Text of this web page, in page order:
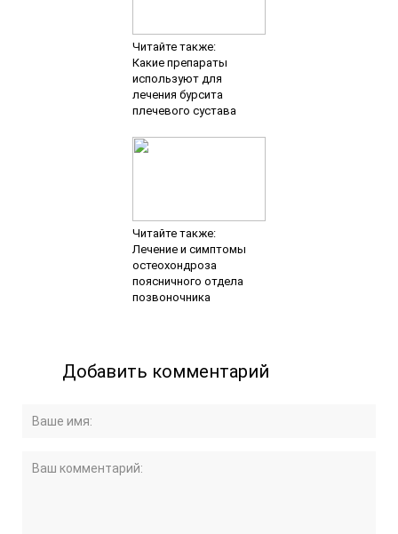
Читайте также:
Какие препараты
используют для
лечения бурсита
плечевого сустава
Читайте также:
Лечение и симптомы
остеохондроза
поясничного отдела
позвоночника
Добавить комментарий